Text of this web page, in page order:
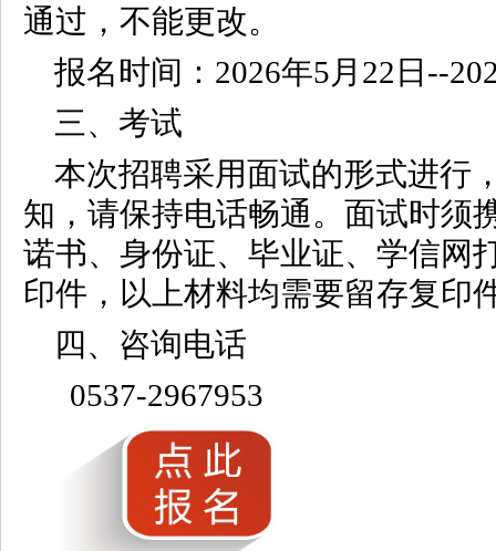
通过，不能更改。
报名时间：2026年5月22日--
三、考试
本次招聘采用面试的形式进行
知，请保持电话畅通。面试时须
诺书、身份证、毕业证、学信网
印件，以上材料均需要留存复印
四、咨询电话
0537-2967953